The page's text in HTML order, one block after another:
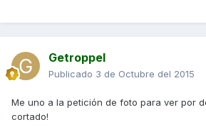
Getroppel
Publicado 3 de Octubre del 2015
Me uno a la petición de foto para ver por
cortado!